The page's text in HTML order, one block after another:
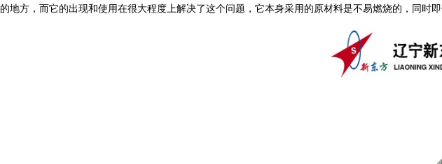
的地方，而它的出现和使用在很大程度上解决了这个问题，它本身采用的原材料是不易燃烧的，同时